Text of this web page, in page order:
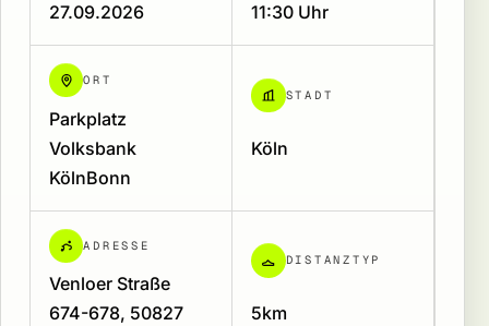
27.09.2026 11:30 Uhr
ORT
Parkplatz
Volksbank
KölnBonn
STADT
Köln
ADRESSE
Venloer Straße
674-678, 50827
DISTANZTYP
5km